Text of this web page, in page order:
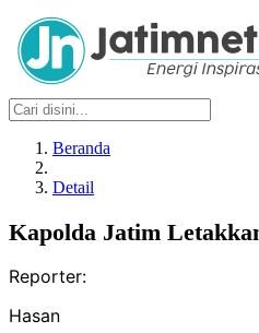
Beranda
Detail
Kapolda Jatim
Reporter:
Hasan